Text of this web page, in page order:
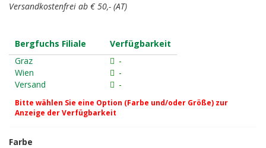
Versandkostenfrei ab € 50,- (AT)
Bergfuchs Filiale
Verfügbarkeit
Graz
-
Wien
-
Versand
-
Bitte wählen Sie eine Option (Farbe und/oder Größe) zur
Anzeige der Verfügbarkeit
Farbe